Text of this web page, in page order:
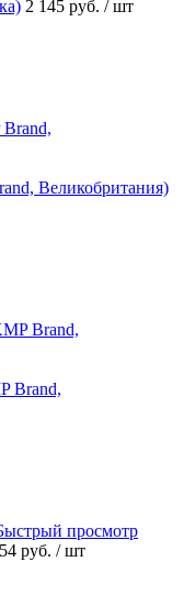
2 145 руб. / шт
Великобритания)
Brand,
просмотр
руб. / шт